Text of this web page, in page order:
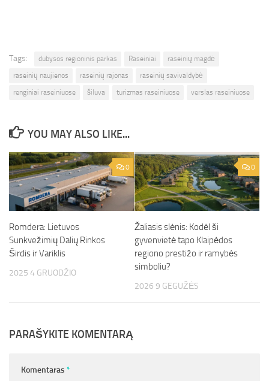
Tags: dubysos regioninis parkas Raseiniai
raseinių magdė
raseinių naujienos
raseinių rajonas
raseinių savivaldybė
renginiai raseiniuose
šiluva turizmas raseiniuose verslas raseiniuose
YOU MAY ALSO LIKE...
0
Romdera: Lietuvos
Sunkvežimių Dalių Rinkos
Širdis ir Variklis
2025 4 GRUODŽIO
0
Žaliasis slėnis: Kodėl ši
gyvenvietė tapo Klaipėdos
regiono prestižo ir ramybės
simboliu?
2026 9 GEGUŽĖS
PARAŠYKITE KOMENTARĄ
Komentaras *